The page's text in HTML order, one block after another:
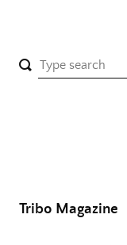
Tribo Magazine